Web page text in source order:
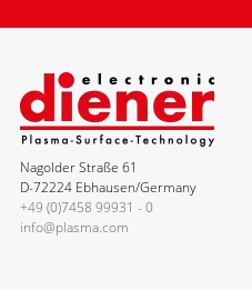
Nagolder Straße 61
D-72224 Ebhausen/Germany
+49 (0)7458 99931 - 0
info@plasma.com